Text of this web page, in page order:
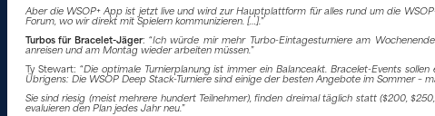
Aber die WSOP+ App ist jetzt live und wird zur Hauptplattform für alles rund um die
Forum, wo wir direkt mit Spielern kommunizieren. […].”
Turbos für Bracelet-Jäger: “Ich würde mir mehr Turbo-Eintagesturniere am
anreisen und am Montag wieder arbeiten müssen.”
Ty Stewart: “Die optimale Turnierplanung ist immer ein Balanceakt. Bracelet-Events
Übrigens: Die WSOP Deep Stack-Turniere sind einige der besten Angebote im Sommer –
Sie sind riesig (meist mehrere hundert Teilnehmer), finden dreimal täglich statt ($200,
evaluieren den Plan jedes Jahr neu.”